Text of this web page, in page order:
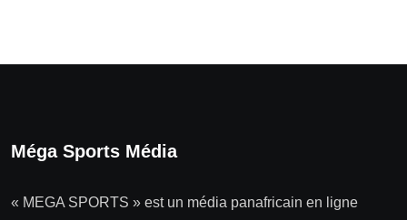
Méga Sports Média
« MEGA SPORTS » est un média panafricain en ligne